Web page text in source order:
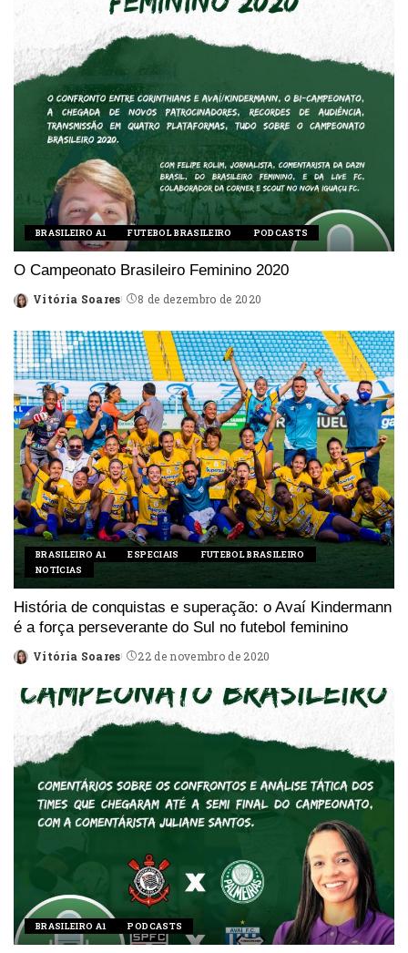
BRASILEIRO A1 FUTEBOL BRASILEIRO PODCASTS
O Campeonato Brasileiro Feminino 2020
Posted
Vitória Soares 8 de dezembro de 2020
BRASILEIRO A1 ESPECIAIS
FUTEBOL BRASILEIRO
NOTÍCIAS
História de conquistas e superação: o Avaí Kindermann
é a força perseverante do Sul no futebol feminino
Posted
Vitória Soares 22 de novembro de 2020
BRASILEIRO A1 PODCASTS